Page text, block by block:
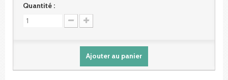
Quantité :
Ajouter au panier